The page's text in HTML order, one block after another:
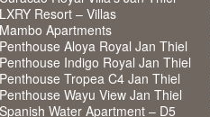
LXRY Resort – Villas
Mambo Apartments
Penthouse Aloya Royal Jan Thiel
Penthouse Indigo Royal Jan Thiel
Penthouse Tropea C4 Jan Thiel
Penthouse Wayu View Jan Thiel
Spanish Water Apartment – D5